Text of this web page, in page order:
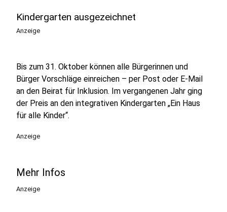
Kindergarten ausgezeichnet
Anzeige
Bis zum 31. Oktober können alle Bürgerinnen und
Bürger Vorschläge einreichen – per Post oder E-Mail
an den Beirat für Inklusion. Im vergangenen Jahr ging
der Preis an den integrativen Kindergarten „Ein Haus
für alle Kinder“.
Anzeige
Mehr Infos
Anzeige